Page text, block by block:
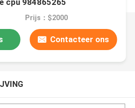
cpu 984865265
Prijs：$2000
Contacteer ons